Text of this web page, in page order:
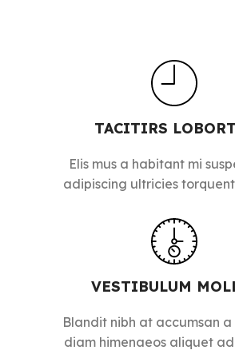
TACITIRS
Elis mus a habitant mi
adipiscing ultricies
VESTIBULUM
Blandit nibh at accumsan
diam himenaeos aliquet